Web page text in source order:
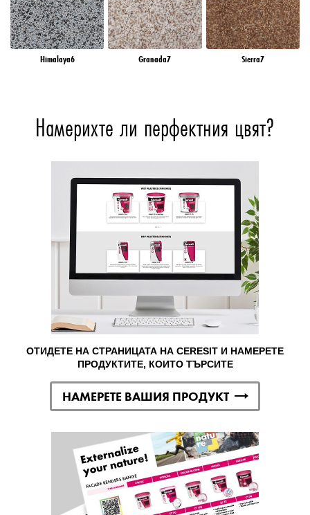
Himalaya6 Granada7 Sierra7
Намерихте ли перфектния цвят?
ОТИДЕТЕ НА СТРАНИЦАТА НА CERESIT И НАМЕРЕТЕ
ПРОДУКТИТЕ, КОИТО ТЪРСИТЕ
НАМЕРЕТЕ ВАШИЯ ПРОДУКТ